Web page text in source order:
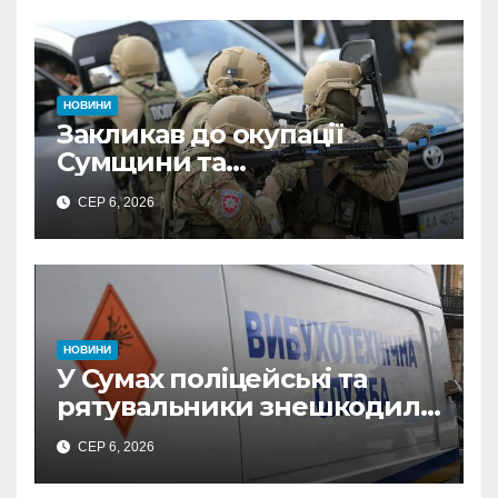
НОВИНИ
Закликав до окупації
Сумщини та
виправдовував обстріли:
СБУ викрила
прокремлівського агітатора
з Охтирки
СЕР 6, 2026
НОВИНИ
У Сумах поліцейські та
рятувальники знешкодили
500-кілограмову авіабомбу
росіян
СЕР 6, 2026